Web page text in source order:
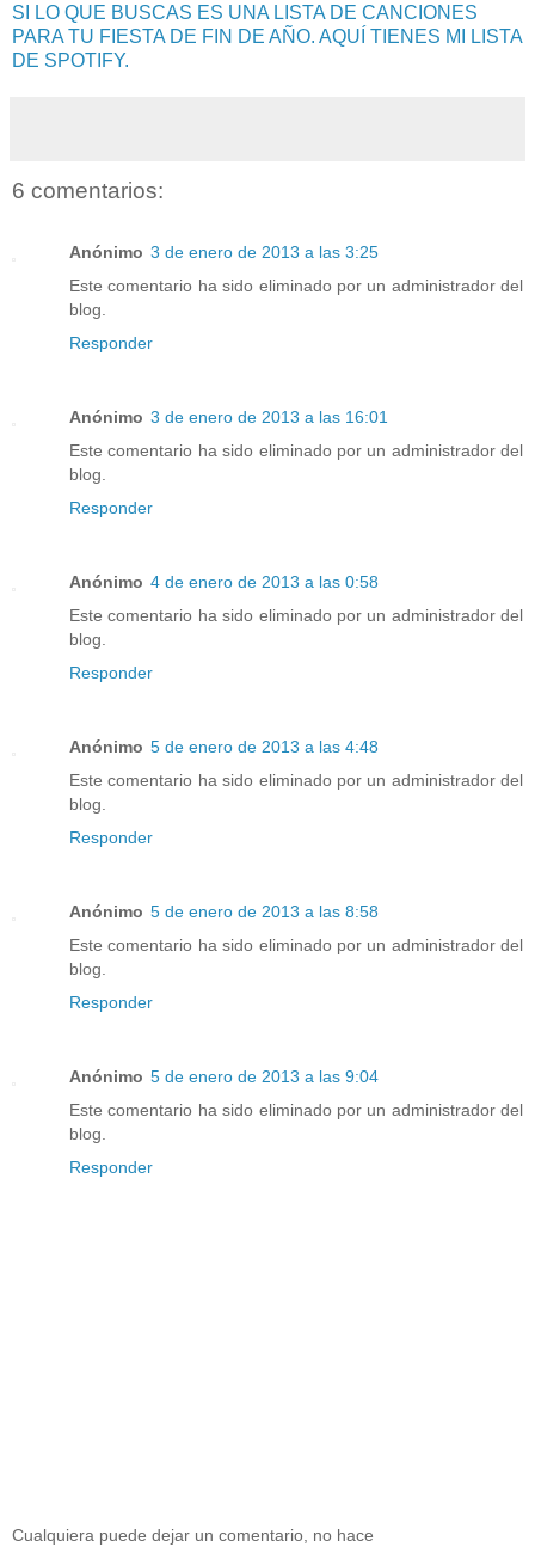
SI LO QUE BUSCAS ES UNA LISTA DE CANCIONES
PARA TU FIESTA DE FIN DE AÑO. AQUÍ TIENES MI LISTA
DE SPOTIFY.
6 comentarios:
Anónimo 3 de enero de 2013 a las 3:25
Este comentario ha sido eliminado por un administrador del
blog.
Responder
Anónimo 3 de enero de 2013 a las 16:01
Este comentario ha sido eliminado por un administrador del
blog.
Responder
Anónimo 4 de enero de 2013 a las 0:58
Este comentario ha sido eliminado por un administrador del
blog.
Responder
Anónimo 5 de enero de 2013 a las 4:48
Este comentario ha sido eliminado por un administrador del
blog.
Responder
Anónimo 5 de enero de 2013 a las 8:58
Este comentario ha sido eliminado por un administrador del
blog.
Responder
Anónimo 5 de enero de 2013 a las 9:04
Este comentario ha sido eliminado por un administrador del
blog.
Responder
Cualquiera puede dejar un comentario, no hace